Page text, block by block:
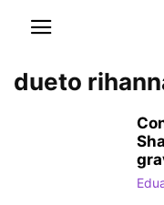
dueto